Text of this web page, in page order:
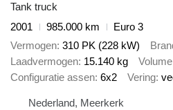
Tank truck
2001
985.000 km
Euro 3
Vermogen 310 PK (228 kW)
Laadvermogen 15.140 kg Volume
Configuratie assen 6x2 Vering
Nederland, Meerkerk